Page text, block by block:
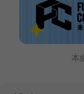
本